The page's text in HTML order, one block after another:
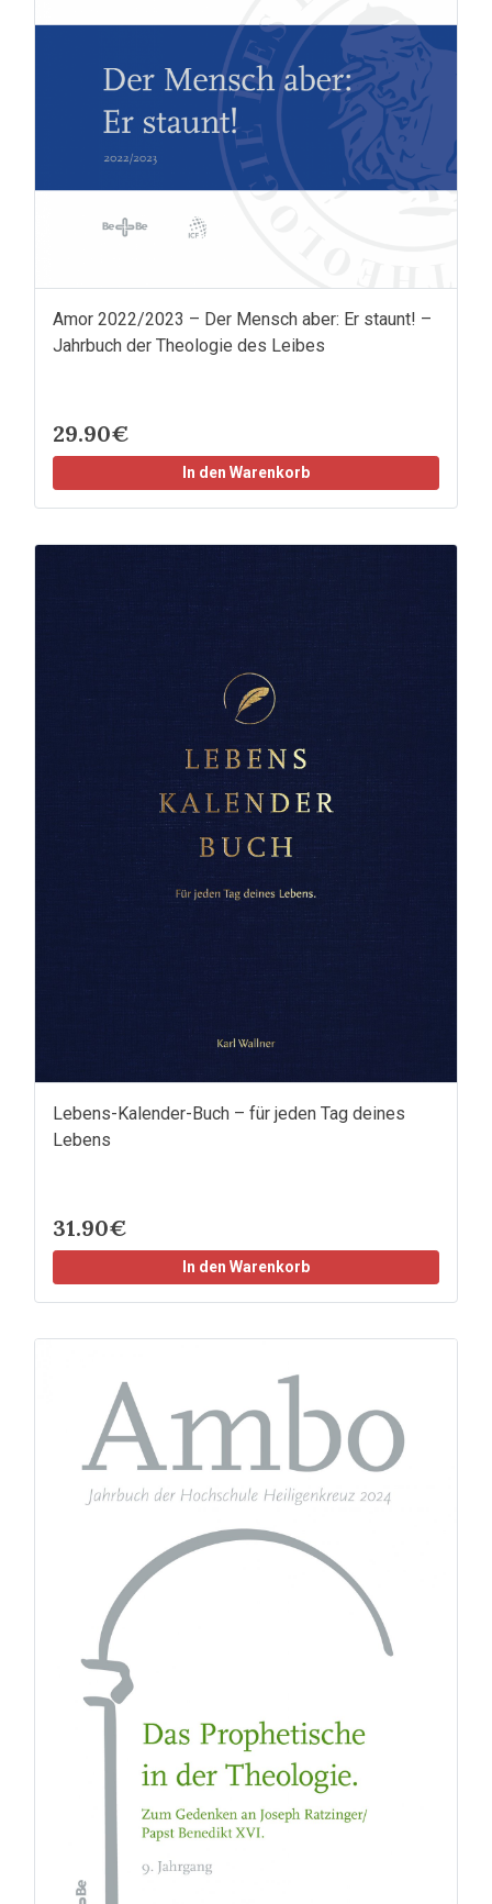
Amor 2022/2023 – Der Mensch aber: Er staunt! –
Jahrbuch der Theologie des Leibes
29.90€
In den Warenkorb
Lebens-Kalender-Buch – für jeden Tag deines
Lebens
31.90€
In den Warenkorb